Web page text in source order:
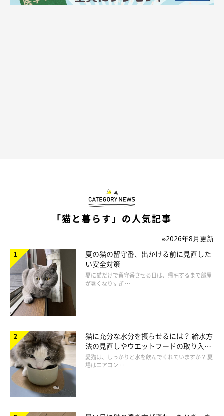
ねこのきもち投稿写真ギャラリー
発情期になると、猫はいつも以上にマーキングをしたがります。
爪とぎはマーキング行動の一つなので、思う存分爪とぎをさせて
「猫と暮らす」の人気記事
※2026年8月更新
夏の猫の留守番、出かける前に見直した
い安全対策
夏に猫だけで留守番させる日は、帰宅するまで部屋
が暑くなりすぎ …
猫に充分な水分を摂らせるには？ 給水方
法の見直しやウエットフードの取り入れ
方を解説
愛猫は、しっかりと水を飲んでくれていますか？ 夏
場はエアコン …